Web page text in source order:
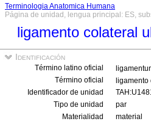
Terminologia Anatomica Humana
Página de unidad, lengua principal: ES,
ligamento colateral
Identificación
Término latino oficial
Término oficial
Identificador de unidad
Tipo de unidad
par
Materialidad
material